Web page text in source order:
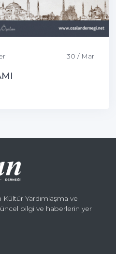
30 / Mar
Yardımlaşma ve
bilgi ve haberlerin yer